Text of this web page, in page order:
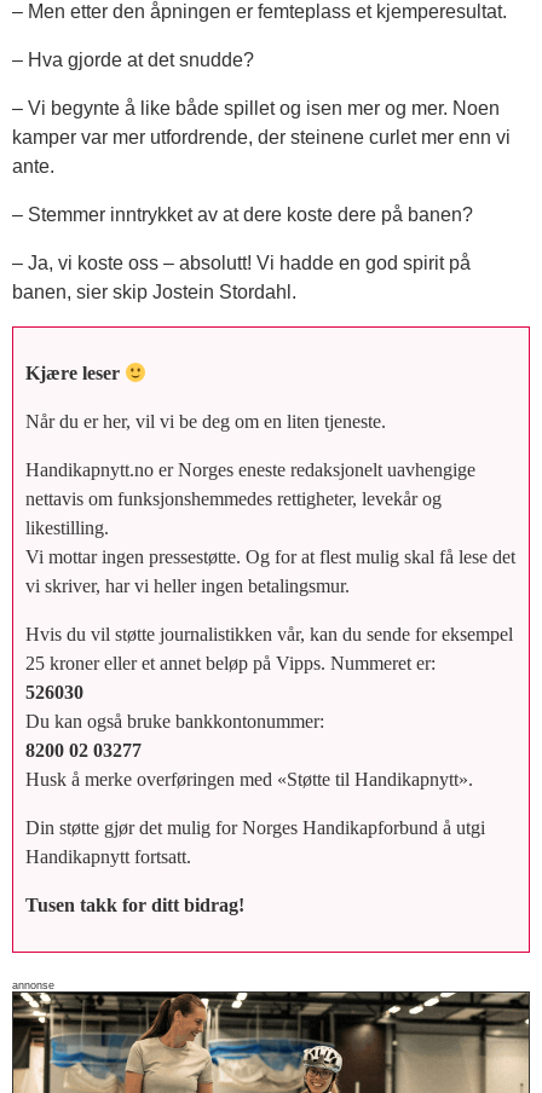
– Men etter den åpningen er femteplass et kjemperesultat.
– Hva gjorde at det snudde?
– Vi begynte å like både spillet og isen mer og mer. Noen
kamper var mer utfordrende, der steinene curlet mer enn vi
ante.
– Stemmer inntrykket av at dere koste dere på banen?
– Ja, vi koste oss – absolutt! Vi hadde en god spirit på
banen, sier skip Jostein Stordahl.
Kjære leser
Når du er her, vil vi be deg om en liten tjeneste.
Handikapnytt.no er Norges eneste redaksjonelt uavhengige
nettavis om funksjonshemmedes rettigheter, levekår og
likestilling.
Vi mottar ingen pressestøtte. Og for at flest mulig skal få lese det
vi skriver, har vi heller ingen betalingsmur.
Hvis du vil støtte journalistikken vår, kan du sende for eksempel
25 kroner eller et annet beløp på Vipps. Nummeret er:
526030
Du kan også bruke bankkontonummer:
8200 02 03277
Husk å merke overføringen med «Støtte til Handikapnytt».
Din støtte gjør det mulig for Norges Handikapforbund å utgi
Handikapnytt fortsatt.
Tusen takk for ditt bidrag!
annonse